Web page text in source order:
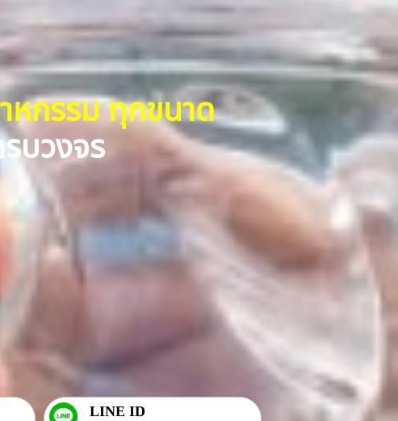
หกรรม ทุกขนาด
บวงจร
LINE ID